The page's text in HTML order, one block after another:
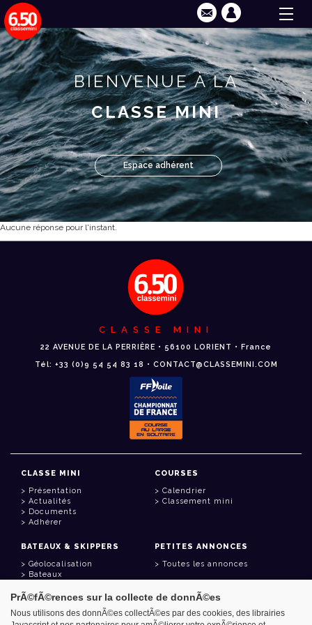
BIENVENUE À LA
CLASSE MINI
Espace adhérent
Aucune réponse pour l'instant.
CLASSE MINI
22 AVENUE DE LA PERRIÈRE • 56100 LORIENT • France
Tél: +33 (0)9 54 54 83 18 • CONTACT@CLASSEMINI.COM
CLASSE MINI
Présentation
Actualités
Documents
Adhérer
COURSES
Calendrier
Classement mini
BATEAUX & SKIPPERS
Géolocalisation
Bateaux
PETITES ANNONCES
Toutes les annonces
LIENS UTILES
PrÃ©fÃ©rences sur la collecte de donnÃ©es
Nous utilisons des donnÃ©es collectÃ©es par des cookies, des librairies